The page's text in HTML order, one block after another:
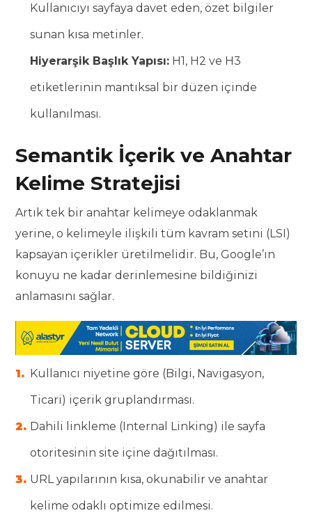
Kullanıcıyı sayfaya davet eden, özet bilgiler
sunan kısa metinler.
Hiyerarşik Başlık Yapısı: H1, H2 ve H3
etiketlerinin mantıksal bir düzen içinde
kullanılması.
Semantik İçerik ve Anahtar
Kelime Stratejisi
Artık tek bir anahtar kelimeye odaklanmak
yerine, o kelimeyle ilişkili tüm kavram setini (LSI)
kapsayan içerikler üretilmelidir. Bu, Google’ın
konuyu ne kadar derinlemesine bildiğinizi
anlamasını sağlar.
Kullanıcı niyetine göre (Bilgi, Navigasyon,
Ticari) içerik gruplandırması.
Dahili linkleme (Internal Linking) ile sayfa
otoritesinin site içine dağıtılması.
URL yapılarının kısa, okunabilir ve anahtar
kelime odaklı optimize edilmesi.